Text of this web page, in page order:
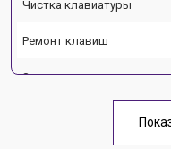
Чистка клавиатуры
Ремонт клавиш
Замена клавиш и